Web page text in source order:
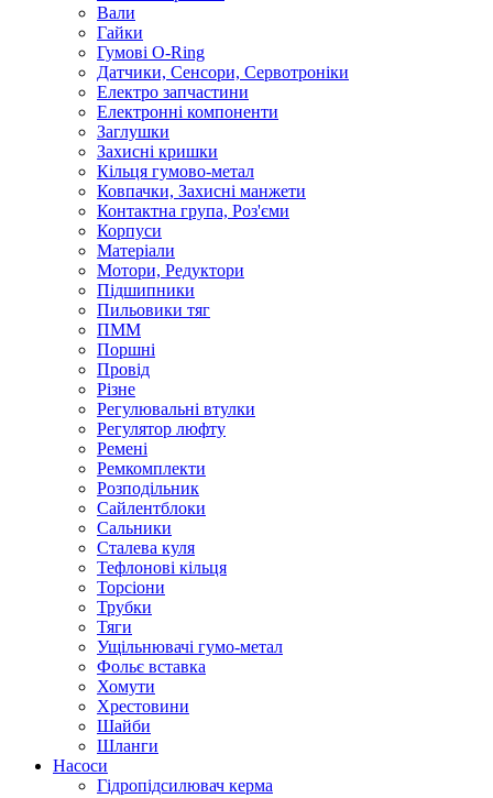
Вали
Гайки
Гумові O-Ring
Датчики, Сенсори, Сервотроніки
Електро запчастини
Електронні компоненти
Заглушки
Захисні кришки
Кільця гумово-метал
Ковпачки, Захисні манжети
Контактна група, Роз'єми
Корпуси
Матеріали
Мотори, Редуктори
Підшипники
Пильовики тяг
ПММ
Поршні
Провід
Різне
Регулювальні втулки
Регулятор люфту
Ремені
Ремкомплекти
Розподільник
Сайлентблоки
Сальники
Сталева куля
Тефлонові кільця
Торсіони
Трубки
Тяги
Ущільнювачі гумо-метал
Фольє вставка
Хомути
Хрестовини
Шайби
Шланги
Насоси
Гідропідсилювач керма